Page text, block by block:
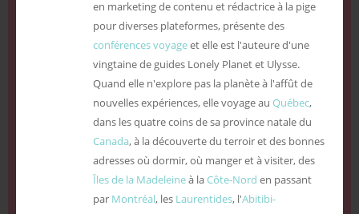
en marketing de contenu et rédactrice à la pige
pour diverses plateformes, présente des
conférences voyageet elle est l'auteure d'une
vingtaine de guides Lonely Planet et Ulysse.
Quand elle n'explore pas la planète à l'affût de
nouvelles expériences, elle voyage au Québec,
dans les quatre coins de sa province natale du
Canada, à la découverte du terroir et des bonnes
adresses où dormir, où manger et à visiter, des
Îles de la Madeleineà laCôte-Nord en passant
par Montréal, les Laurentides, l'Abitibi-